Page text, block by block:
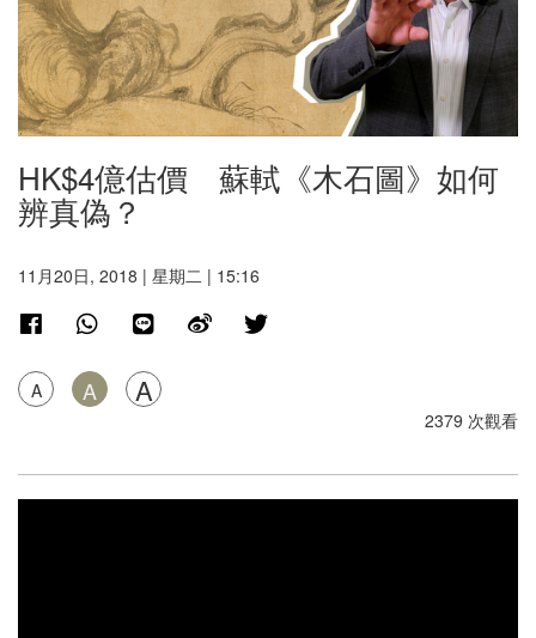
HK$4億估價 蘇軾《木石圖》如何
辨真偽？
11月20日, 2018 | 星期二 | 15:16
A A A
2379 次觀看